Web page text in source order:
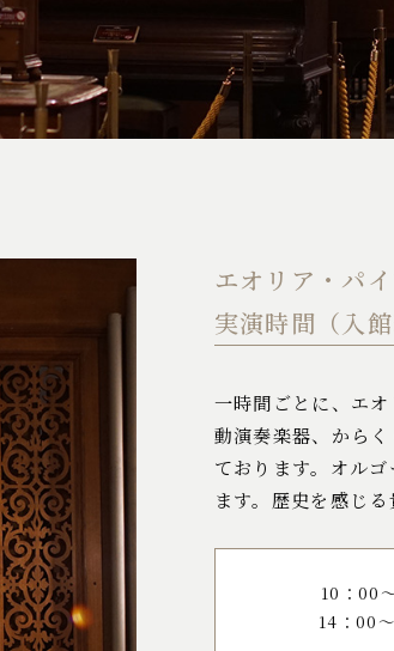
エオリア・パ
実演時間（入館
一時間ごとに、エ
動演奏楽器、から
ております。オル
ます。歴史を感じ
10：00
14：00